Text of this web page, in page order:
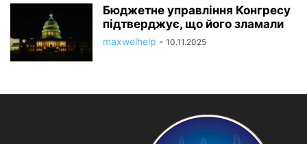
Бюджетне управління Конгресу
підтверджує, що його зламали
maxwelhelp - 10.11.2025